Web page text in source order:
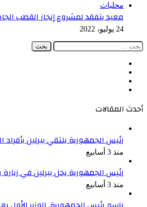
محليات
معبد يتفقد لمشروع إنجاز القطب
24 يوليو، 2022
البحث
أحدث المقالات
رئيس الجمهورية يلتقي ببرلين بأفراد
منذ 3 أسابيع
رئيس الجمهورية يحل ببرلين في زيارة
منذ 3 أسابيع